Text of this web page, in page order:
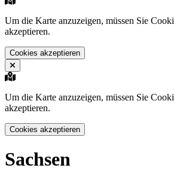
Um die Karte anzuzeigen, müssen Sie
akzeptieren.
Cookies akzeptieren
Um die Karte anzuzeigen, müssen Sie
akzeptieren.
Cookies akzeptieren
Sachsen